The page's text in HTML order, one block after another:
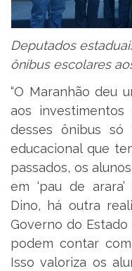
Deputados
ônibus escolares
“O Maranhão deu
aos
desses ônibus
educacional que
passados, os
em ‘pau de
Dino, há outra
Governo do
podem contar
Isso valoriza os